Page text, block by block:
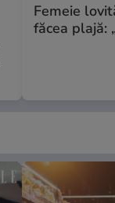
Femeie
făcea plajă: